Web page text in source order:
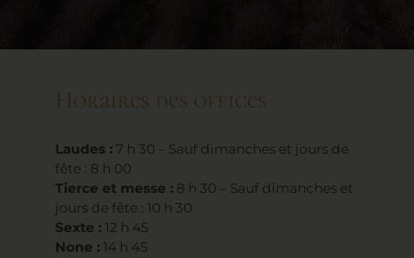
Horaires des offices
Laudes : 7 h 30 – Sauf dimanches et jours de
fête : 8 h 00
Tierce et messe : 8 h 30 – Sauf dimanches et
jours de fête : 10 h 30
Sexte : 12 h 45
None : 14 h 45